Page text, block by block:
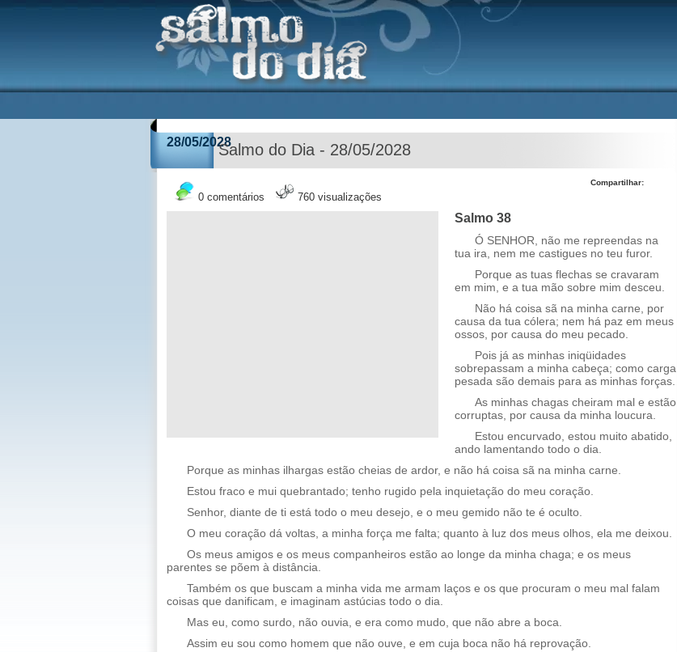
28/05/2028Salmo do Dia - 28/05/2028
0 comentários 760 visualizações
Compartilhar:
Salmo 38
Ó SENHOR, não me repreendas na
tua ira, nem me castigues no teu furor.
Porque as tuas flechas se cravaram
em mim, e a tua mão sobre mim desceu.
Não há coisa sã na minha carne, por
causa da tua cólera; nem há paz em meus
ossos, por causa do meu pecado.
Pois já as minhas iniqüidades
sobrepassam a minha cabeça; como carga
pesada são demais para as minhas forças.
As minhas chagas cheiram mal e estão
corruptas, por causa da minha loucura.
Estou encurvado, estou muito abatido,
ando lamentando todo o dia.
Porque as minhas ilhargas estão cheias de ardor, e não há coisa sã na minha carne.
Estou fraco e mui quebrantado; tenho rugido pela inquietação do meu coração.
Senhor, diante de ti está todo o meu desejo, e o meu gemido não te é oculto.
O meu coração dá voltas, a minha força me falta; quanto à luz dos meus olhos, ela me deixou.
Os meus amigos e os meus companheiros estão ao longe da minha chaga; e os meus
parentes se põem à distância.
Também os que buscam a minha vida me armam laços e os que procuram o meu mal falam
coisas que danificam, e imaginam astúcias todo o dia.
Mas eu, como surdo, não ouvia, e era como mudo, que não abre a boca.
Assim eu sou como homem que não ouve, e em cuja boca não há reprovação.